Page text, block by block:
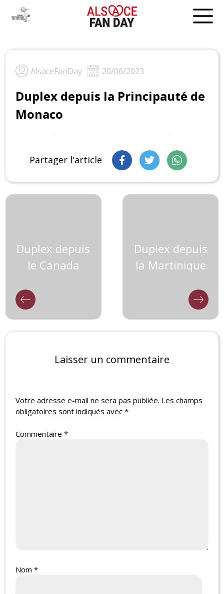
AlsaceFanDay 20/06/2023
Duplex depuis la Principauté de
Monaco
Partager l'article
Duplex depuis
le Canada
Duplex depuis
la Martinique
Laisser un commentaire
Votre adresse e-mail ne sera pas publiée. Les champs
obligatoires sont indiqués avec*
Commentaire*
Nom*